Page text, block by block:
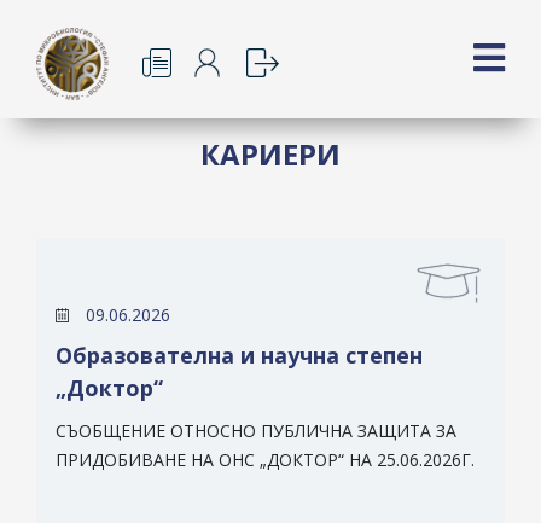
КАРИЕРИ
09.06.2026
Образователна и научна степен
„Доктор“
СЪОБЩЕНИЕ ОТНОСНО ПУБЛИЧНА ЗАЩИТА ЗА
ПРИДОБИВАНЕ НА ОНС „ДОКТОР“ НА 25.06.2026Г.